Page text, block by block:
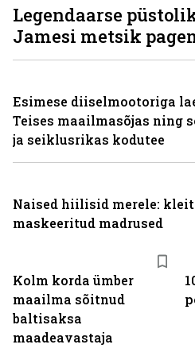
Kolm korda ümber
maailma sõitnud
baltisaksa
maadeavastaja
Legendaarse
Jamesi metsik
Esimese diiselmootoriga
Teises maailmasõjas ning
ja seiklusrikas kodutee
Naised hiilisid merele:
maskeeritud madrused